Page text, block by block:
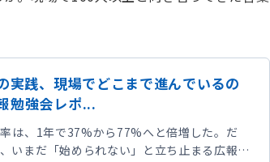
実践、現場でどこまで進んでいるの
勉強会レポ...
は、1年で37%から77%へと倍増した。だ
いまだ「始められない」と立ち止まる広報担